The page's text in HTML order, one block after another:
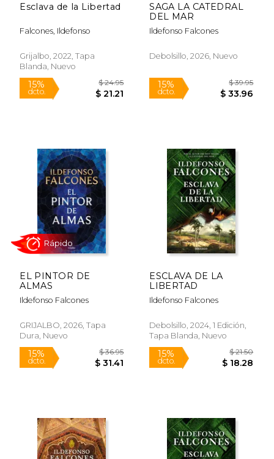
Esclava de la Libertad
Falcones, Ildefonso
Grijalbo, 2022, Tapa
Blanda, Nuevo
15%
SAGA LA CATEDRAL
DEL MAR
Ildefonso Falcones
Debolsillo, 2026, Nuevo
15%
Rápido
EL PINTOR DE
ALMAS
Ildefonso Falcones
GRIJALBO, 2026, Tapa
Dura, Nuevo
ESCLAVA DE LA
LIBERTAD
Ildefonso Falcones
Debolsillo, 2024, 1 Edición,
Tapa Blanda, Nuevo